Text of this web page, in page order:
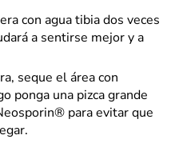
con agua tibia dos veces
a sentirse mejor y a
seque el área con
ponga una pizca grande
para evitar que